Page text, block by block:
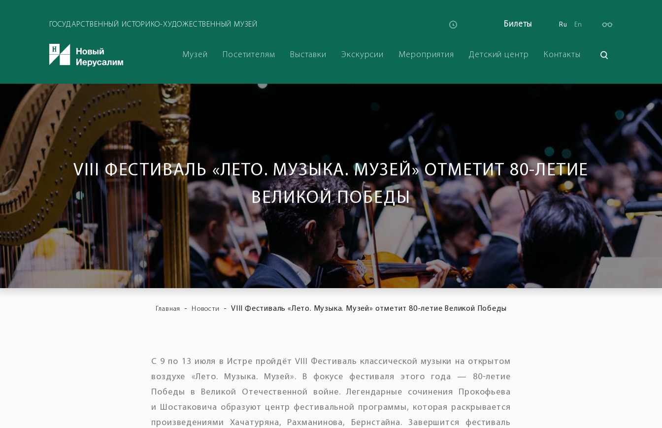
ГОСУДАРСТВЕННЫЙ ИСТОРИКО-ХУДОЖЕСТВЕННЫЙ МУЗЕЙ Билеты Ru En
Музей Посетителям Выставки Экскурсии Мероприятия Детский центр Контакты
VIII ФЕСТИВАЛЬ «ЛЕТО. МУЗЫКА. МУЗЕЙ» ОТМЕТИТ 80-ЛЕТИЕ
ВЕЛИКОЙ ПОБЕДЫ
Главная - Новости - VIII Фестиваль «Лето. Музыка. Музей» отметит 80-летие Великой Победы
С 9 по 13 июля в Истре пройдëт VIII Фестиваль классической музыки на открытом
воздухе «Лето. Музыка. Музей». В фокусе фестиваля этого года — 80-летие
Победы в Великой Отечественной войне. Легендарные сочинения Прокофьева
и Шостаковича образуют центр фестивальной программы, которая раскрывается
произведениями Хачатуряна, Рахманинова, Бернстайна. Завершится фестиваль